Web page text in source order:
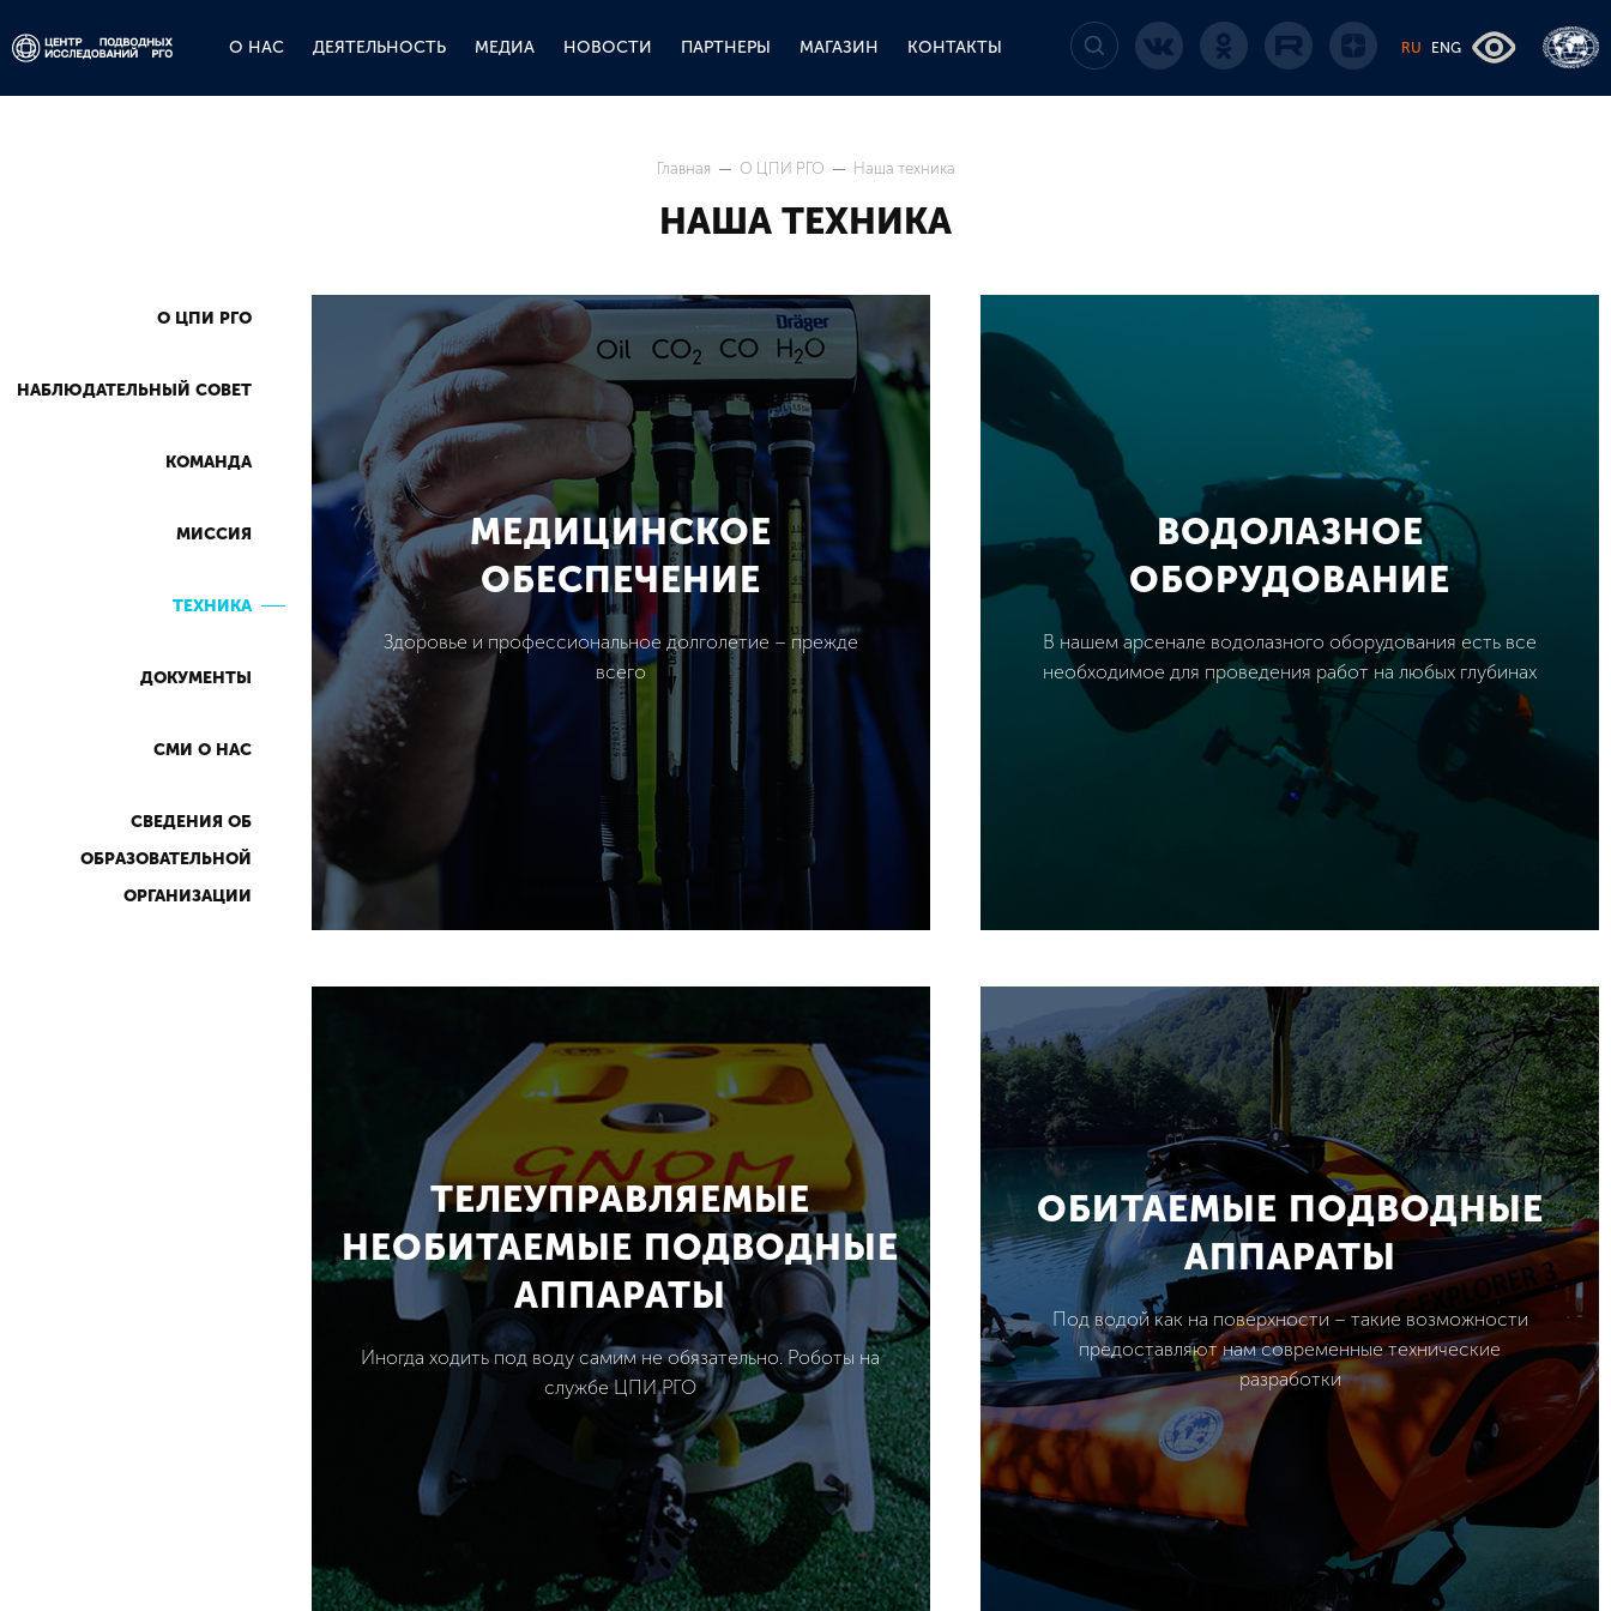
О НАС ДЕЯТЕЛЬНОСТЬ МЕДИА НОВОСТИ ПАРТНЕРЫ МАГАЗИН КОНТАКТЫ RU ENG
Главная О ЦПИ РГО Наша техника
НАША ТЕХНИКА
О ЦПИ РГО
НАБЛЮДАТЕЛЬНЫЙ СОВЕТ
КОМАНДА
МИССИЯ
ТЕХНИКА
ДОКУМЕНТЫ
СМИ О НАС
СВЕДЕНИЯ ОБ
ОБРАЗОВАТЕЛЬНОЙ
ОРГАНИЗАЦИИ
МЕДИЦИНСКОЕ
ОБЕСПЕЧЕНИЕ
Здоровье и профессиональное долголетие – прежде
всего
ВОДОЛАЗНОЕ
ОБОРУДОВАНИЕ
В нашем арсенале водолазного оборудования есть все
необходимое для проведения работ на любых глубинах
ТЕЛЕУПРАВЛЯЕМЫЕ
НЕОБИТАЕМЫЕ ПОДВОДНЫЕ
АППАРАТЫ
Иногда ходить под воду самим не обязательно. Роботы на
службе ЦПИ РГО
ОБИТАЕМЫЕ ПОДВОДНЫЕ
АППАРАТЫ
Под водой как на поверхности – такие возможности
предоставляют нам современные технические
разработки